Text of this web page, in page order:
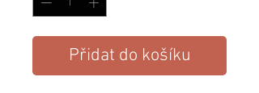
Přidat do košíku